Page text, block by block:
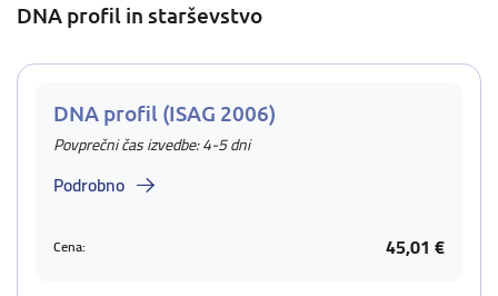
DNA profil in starševstvo
DNA profil (ISAG 2006)
Povprečni čas izvedbe: 4-5 dni
Podrobno
Cena: 45,01 €